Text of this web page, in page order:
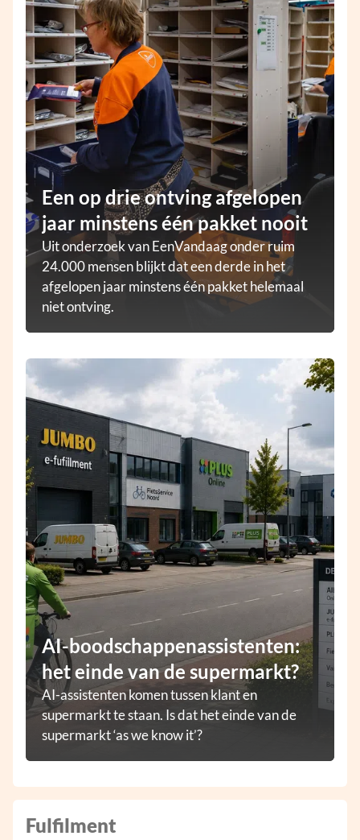
AI-boodschappenassistenten:
het einde van de supermarkt?
AI-assistenten komen tussen klant en
supermarkt te staan. Is dat het einde van de
supermarkt ‘as we know it’?
Een op drie ontving afgelopen
jaar minstens één pakket nooit
Uit onderzoek van EenVandaag onder ruim
24.000 mensen blijkt dat een derde in het
afgelopen jaar minstens één pakket helemaal
niet ontving.
Fulfilment